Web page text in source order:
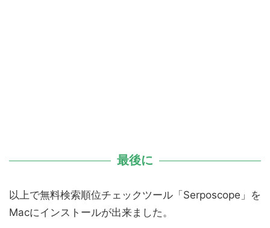
最後に
以上で無料検索順位チェックツール「Serposcope」を
Macにインストールが出来ました。